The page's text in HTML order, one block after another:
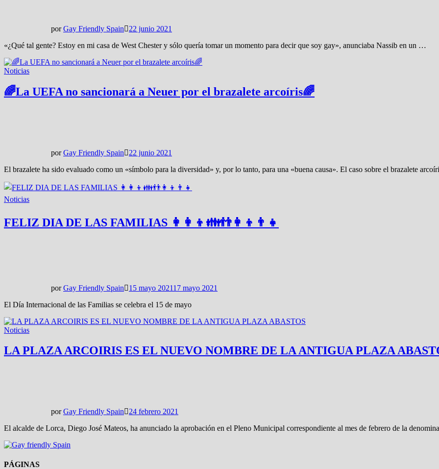
porGay Friendly Spain
22 junio 2021
«¿Qué tal gente? Estoy en mi casa de West Chester y sólo quería tomar un momento para decir que soy gay», anunciaba Nassib en un …
Noticias
🌈La UEFA no sancionará a Neuer por el brazalete arcoíris🌈
porGay Friendly Spain
22 junio 2021
El brazalete ha sido evaluado como un «símbolo para la diversidad» y, por lo tanto, para una «buena causa». El caso sobre el brazalete
Noticias
FELIZ DIA DE LAS FAMILIAS 👩‍👩‍👦👪👬👩‍👦👨‍👧
porGay Friendly Spain 15 mayo 202117 mayo 2021
El Día Internacional de las Familias se celebra el 15 de mayo
Noticias
LA PLAZA ARCOIRIS ES EL NUEVO NOMBRE DE LA ANTIGUA PLAZA
porGay Friendly Spain
24 febrero 2021
El alcalde de Lorca, Diego José Mateos, ha anunciado la aprobación en el Pleno Municipal correspondiente al mes de febrero de la
PÁGINAS